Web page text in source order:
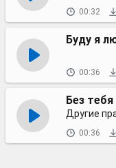
00:32
Буду я
00:36
Без тебя
Другие
00:36